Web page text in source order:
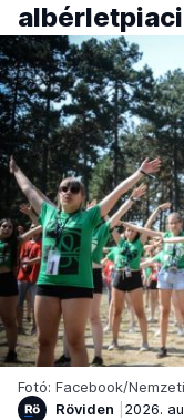
Fotó: Facebook/
Röviden
2026.